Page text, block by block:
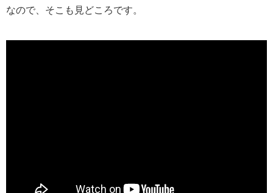
なので、そこも見どころです。